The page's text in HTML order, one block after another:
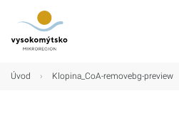
Úvod › Klopina_CoA-removebg-preview
Úvod